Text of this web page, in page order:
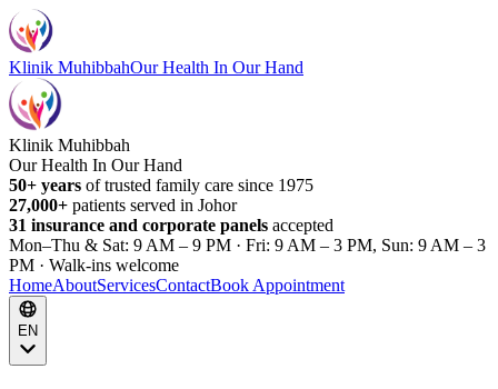
Klinik MuhibbahOur Health In Our Hand
Klinik Muhibbah
Our Health In Our Hand
50+ years of trusted family care since 1975
27,000+ patients served in Johor
31 insurance and corporate panels accepted
Mon–Thu & Sat: 9 AM – 9 PM · Fri: 9 AM – 3 PM, Sun: 9 AM – 3
PM · Walk-ins welcome
HomeAboutServicesContactBook Appointment
EN